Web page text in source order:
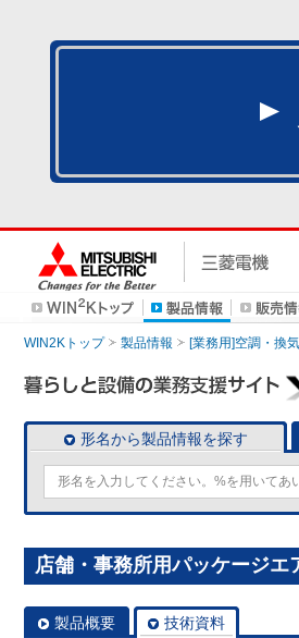
WIN2Kトップ 製品情報 [業務用]空調・換気
形名から製品情報を探す
店舗・事務所用パッケージ
製品概要 技術資料